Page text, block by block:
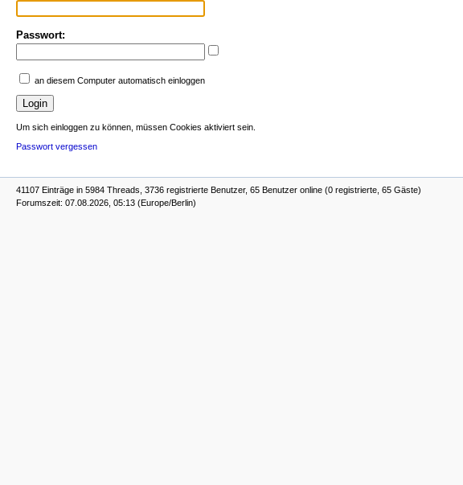
Passwort:
an diesem Computer automatisch einloggen
Um sich einloggen zu können, müssen Cookies aktiviert sein.
Passwort vergessen
41107 Einträge in 5984 Threads, 3736 registrierte Benutzer, 65 Benutzer online (0 registrierte, 65 Gäste)
Forumszeit: 07.08.2026, 05:13 (Europe/Berlin)